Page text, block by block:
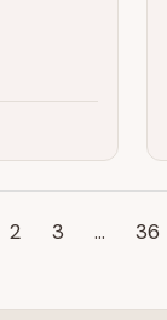
2 3 … 36